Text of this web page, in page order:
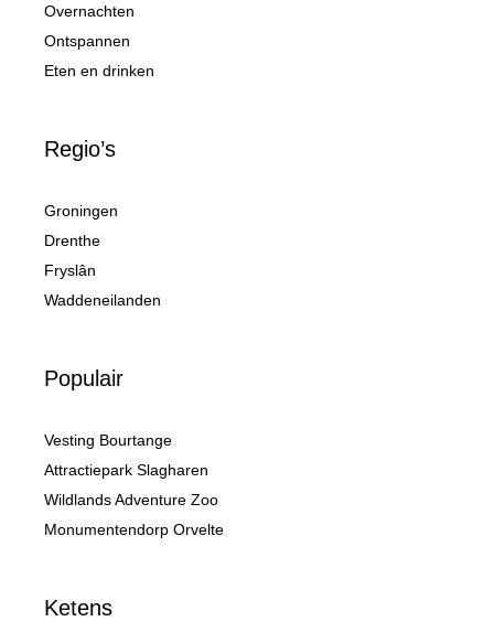
Overnachten
Ontspannen
Eten en drinken
Regio’s
Groningen
Drenthe
Fryslân
Waddeneilanden
Populair
Vesting Bourtange
Attractiepark Slagharen
Wildlands Adventure Zoo
Monumentendorp Orvelte
Ketens